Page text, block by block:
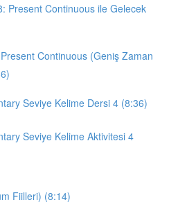
Present Continuous ile Gelecek
Continuous (Geniş Zaman
Seviye Kelime Dersi 4 (8:36)
Seviye Kelime Aktivitesi 4
Fiilleri) (8:14)